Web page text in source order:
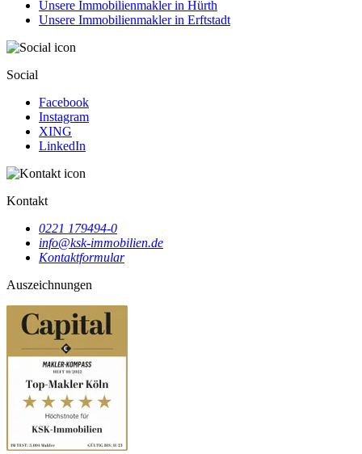
Unsere Immobilienmakler in Hürth
Unsere Immobilienmakler in Erftstadt
Social
Facebook
Instagram
XING
LinkedIn
Kontakt
0221 179494-0
info@ksk-immobilien.de
Kontaktformular
Auszeichnungen